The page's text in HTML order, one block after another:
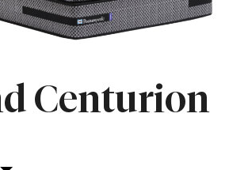
Centurion